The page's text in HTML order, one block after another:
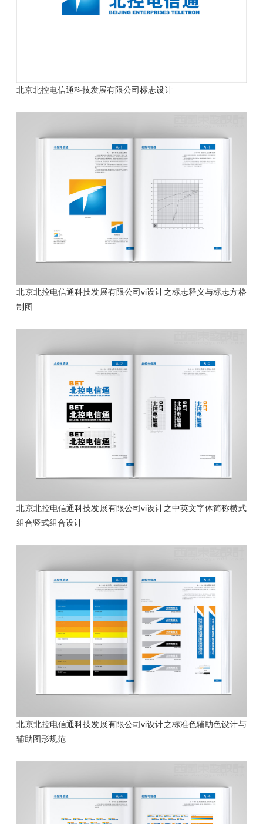
北京北控电信通科技发展有限公司标志设计
北京北控电信通科技发展有限公司vi设计之标志释义与标志方格
制图
北京北控电信通科技发展有限公司vi设计之中英文字体简称横式
组合竖式组合设计
北京北控电信通科技发展有限公司vi设计之标准色辅助色设计与
辅助图形规范